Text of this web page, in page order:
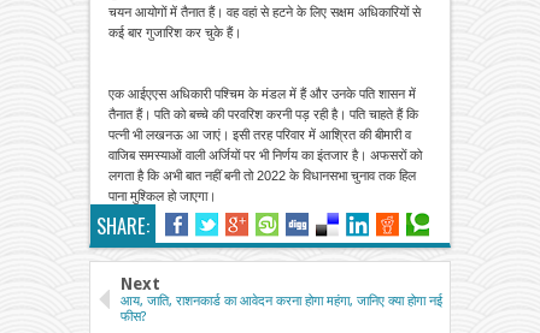
चयन आयोगों में तैनात हैं। वह वहां से हटने के लिए सक्षम अधिकारियों से
कई बार गुजारिश कर चुके हैं।
एक आईएएस अधिकारी पश्चिम के मंडल में हैं और उनके पति शासन में
तैनात हैं। पति को बच्चे की परवरिश करनी पड़ रही है। पति चाहते हैं कि
पत्नी भी लखनऊ आ जाएं। इसी तरह परिवार में आश्रित की बीमारी व
वाजिब समस्याओं वाली अर्जियों पर भी निर्णय का इंतजार है। अफसरों को
लगता है कि अभी बात नहीं बनी तो 2022 के विधानसभा चुनाव तक हिल
पाना मुश्किल हो जाएगा।
SHARE:
Next
आय, जाति, राशनकार्ड का आवेदन करना होगा महंगा, जानिए क्या होगा नई
फीस?